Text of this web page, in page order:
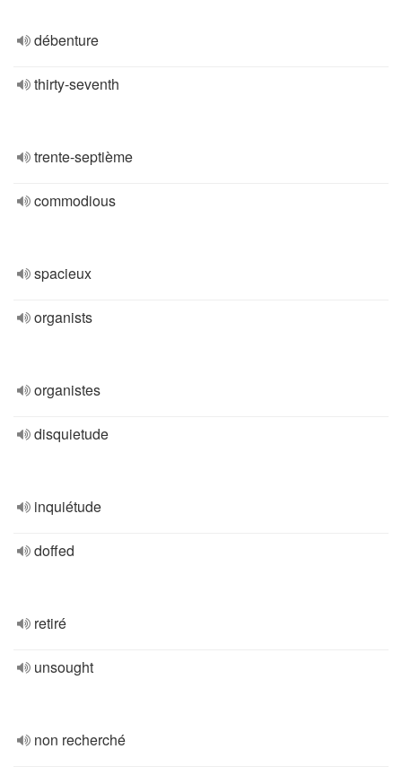
débenture
thirty-seventh
trente-septième
commodious
spacieux
organists
organistes
disquietude
inquiétude
doffed
retiré
unsought
non recherché